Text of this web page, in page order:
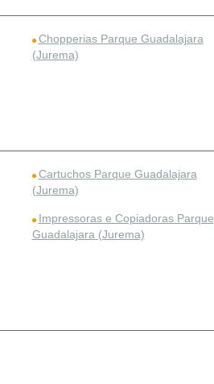
Chopperias Parque Guadalajara
(Jurema)
Cartuchos Parque Guadalajara
(Jurema)
Impressoras e Copiadoras Parque
Guadalajara (Jurema)